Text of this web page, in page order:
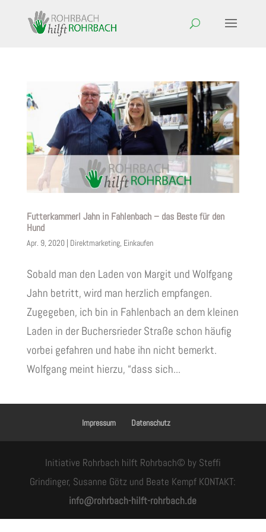
Futterkammerl Jahn in Fahlenbach – das Beste für den
Hund
Apr. 9, 2020| Direktmarketing, Einkaufen
Sobald man den Laden von Margit und Wolfgang
Jahn betritt, wird man herzlich empfangen.
Zugegeben, ich bin in Fahlenbach an dem kleinen
Laden in der Buchersrieder Straße schon häufig
vorbei gefahren und habe ihn nicht bemerkt.
Wolfgang meint hierzu, “dass sich...
Impressum Datenschutz
Initiative Rohrbach hilft Rohrbach© by Steffi
Grindinger, Susanne Götz und Beate Kempf KONTAKT:
info@rohrbach-hilft-rohrbach.de